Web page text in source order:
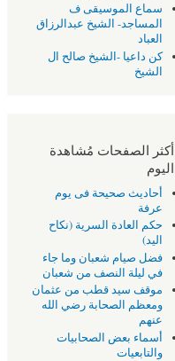
سماع الموسيقى ف
المساجد- الشيخ عبدالرزاق
العباد
كن داعيا -الشيخ صالح ال
الشيخ
أكثر الصفحات مُشاهدة
اليوم
أحاديث صحيحة فى يوم
عرفة
حكم العادة السرية (نكاح
اليد)
فضل صيام شعبان وما جاء
في ليلة النصف من شعبان
موقف سيد قطب من عثمان
ومعظم الصحابة رضي الله
عنهم
أسماء بعض الصحابيات
والتابعيات